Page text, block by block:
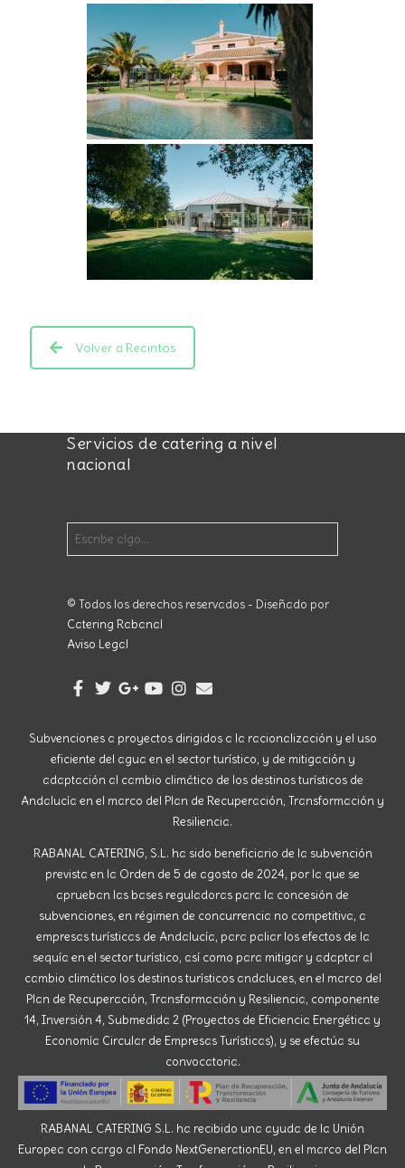
Volver a Recintos
Servicios de catering a nivel
nacional
© Todos los derechos reservados - Diseñado por
Catering Rabanal
Aviso Legal
Subvenciones a proyectos dirigidos a la racionalización y el uso
eficiente del agua en el sector turístico, y de mitigación y
adaptación al cambio climático de los destinos turísticos de
Andalucía en el marco del Plan de Recuperación, Transformación y
Resiliencia.
RABANAL CATERING, S.L. ha sido beneficiario de la subvención
prevista en la Orden de 5 de agosto de 2024, por la que se
aprueban las bases reguladoras para la concesión de
subvenciones, en régimen de concurrencia no competitiva, a
empresas turísticas de Andalucía, para paliar los efectos de la
sequía en el sector turístico, así como para mitigar y adaptar al
cambio climático los destinos turísticos andaluces, en el marco del
Plan de Recuperación, Transformación y Resiliencia, componente
14, Inversión 4, Submedida 2 (Proyectos de Eficiencia Energética y
Economía Circular de Empresas Turísticas), y se efectúa su
convocatoria.
RABANAL CATERING S.L. ha recibido una ayuda de la Unión
Europea con cargo al Fondo NextGenerationEU, en el marco del Plan